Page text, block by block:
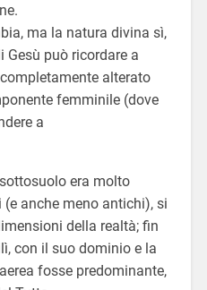
ma la natura divina sì,
Gesù può ricordare a
alterato
femminile (dove
a
era molto
anche meno antichi), si
della realtà; fin
con il suo dominio e la
fosse predominante,